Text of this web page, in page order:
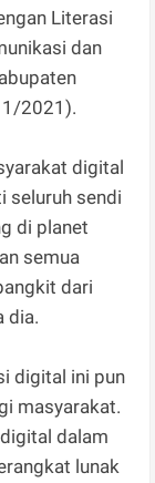
Literasi
dan
2021).
digital
seluruh sendi
di planet
semua
dari
dia.
digital ini pun
masyarakat.
dalam
lunak